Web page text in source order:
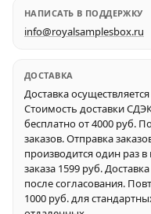
НАПИСАТЬ В ПОДДЕРЖКУ
info@royalsamplesbox.ru
ДОСТАВКА
Доставка
Стоимость доставки
бесплатно от 4000 руб.
заказов. Отправка
производится один раз
заказа 1599 руб.
после согласования.
1000 руб. для